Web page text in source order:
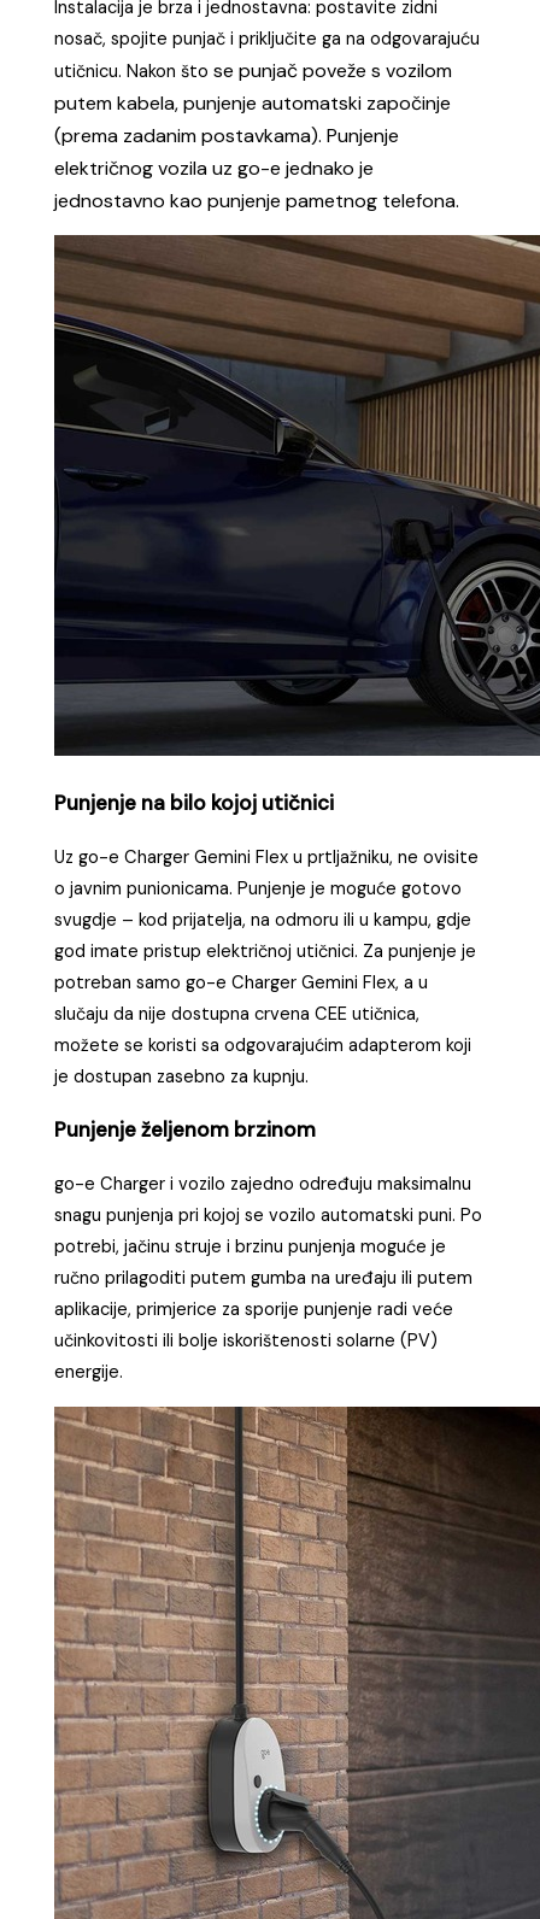
Instalacija je brza i jednostavna: postavite zidni
nosač, spojite punjač i priključite ga na odgovarajuću
utičnicu. Nakon štose punjač poveže s vozilom
putem kabela, punjenje automatski započinje
(prema zadanim postavkama).Punjenje
električnog vozila uz go-e jednako je
jednostavno kao punjenje pametnog telefona.
Punjenje na bilo kojoj utičnici
Uz go-e Charger Gemini Flex u prtljažniku, ne ovisite
o javnim punionicama. Punjenje je moguće gotovo
svugdje – kod prijatelja, na odmoru ili u kampu, gdje
god imate pristup električnoj utičnici. Za punjenje je
potreban samo go-e Charger Gemini Flex, a u
slučaju da nije dostupna crvena CEE utičnica,
možete se koristi sa odgovarajućim adapterom koji
je dostupan zasebno za kupnju.
Punjenje željenom brzinom
go-e Charger i vozilo zajedno određuju maksimalnu
snagu punjenja pri kojoj se vozilo automatski puni. Po
potrebi, jačinu struje i brzinu punjenja moguće je
ručno prilagoditi putem gumba na uređaju ili putem
aplikacije, primjerice za sporije punjenje radi veće
učinkovitosti ili bolje iskorištenosti solarne (PV)
energije.